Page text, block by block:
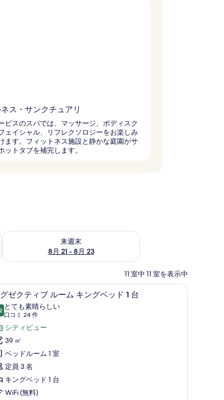
ス・サンクチュアリ
ビスのスパでは、マッサージ、ボディスク
ェイシャル、リフレクソロジーをお楽しみ
ます。フィットネス施設と静かな庭園がサ
ットタブを補完します。
ク
来週末
8月 21 - 8月 23
来週末 8月 21 - 8月 23 の空室状況をチェック
11 室中 11 室を表示中
高級寝具、ミニバー、セーフティボックス (
6ゼクティブ ルーム キングベッド 1 台
点中 9.2
とても素晴らしい
口コミ 24 件
(口
コ
ミ
24
件)
シティビュー
39 ㎡
ベッドルーム 1 室
定員 3 名
キングベッド 1 台
WiFi (無料)